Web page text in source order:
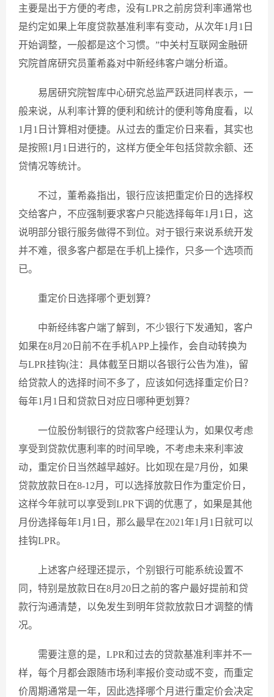
主要是出于方便的考虑，没有LPR之前房贷利率通常也
是约定如果上年度贷款基准利率有变动，从次年1月1日
开始调整，一般都是这个习惯。”中关村互联网金融研
究院首席研究员董希淼对中新经纬客户端分析道。
易居研究院智库中心研究总监严跃进同样表示，一
般来说，从利率计算的便利和统计的便利等角度看，以
1月1日计算相对便捷。从过去的重定价日来看，其实也
是按照1月1日进行的，这样方便全年包括贷款余额、还
贷情况等统计。
不过，董希淼指出，银行应该把重定价日的选择权
交给客户，不应强制要求客户只能选择每年1月1日，这
说明部分银行服务做得不到位。对于银行来说系统开发
并不难，很多客户都是在手机上操作，只多一个选项而
已。
重定价日选择哪个更划算？
中新经纬客户端了解到，不少银行下发通知，客户
如果在8月20日前不在手机APP上操作，会自动转换为
与LPR挂钩(注：具体截至日期以各银行公告为准)，留
给贷款人的选择时间不多了，应该如何选择重定价日？
每年1月1日和贷款日对应日哪种更划算？
一位股份制银行的贷款客户经理认为，如果仅考虑
享受到贷款优惠利率的时间早晚，不考虑未来利率波
动，重定价日当然越早越好。比如现在是7月份，如果
贷款放款日在8-12月，可以选择放款日作为重定价日，
这样今年就可以享受到LPR下调的优惠了，如果是其他
月份选择每年1月1日，那么最早在2021年1月1日就可以
挂钩LPR。
上述客户经理还提示，个别银行可能系统设置不
同，特别是放款日在8月20日之前的客户最好提前和贷
款行沟通清楚，以免发生到明年贷款放款日才调整的情
况。
需要注意的是，LPR和过去的贷款基准利率并不一
样，每个月都会跟随市场利率报价变动或不变，而重定
价周期通常是一年，因此选择哪个月进行重定价会决定